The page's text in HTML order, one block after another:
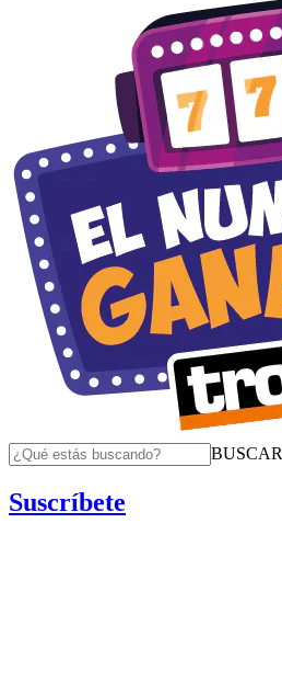
BUSCAR
Suscríbete